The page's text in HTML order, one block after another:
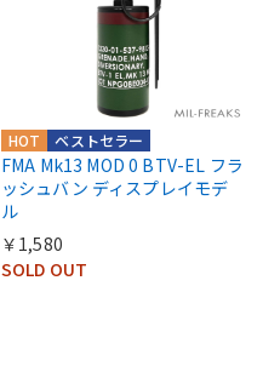
ベストセラー
HOT
FMA Mk13 MOD 0 BTV-EL フラ
ッシュバン ディスプレイモデ
ル
￥1,580
SOLD OUT